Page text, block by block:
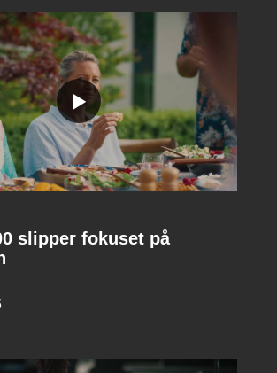
slipper fokuset på